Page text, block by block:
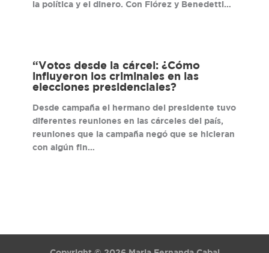
la política y el dinero. Con Flórez y Benedetti…
“Votos desde la cárcel: ¿Cómo
influyeron los criminales en las
elecciones presidenciales?
Desde campaña el hermano del presidente tuvo
diferentes reuniones en las cárceles del país,
reuniones que la campaña negó que se hicieran
con algún fin…